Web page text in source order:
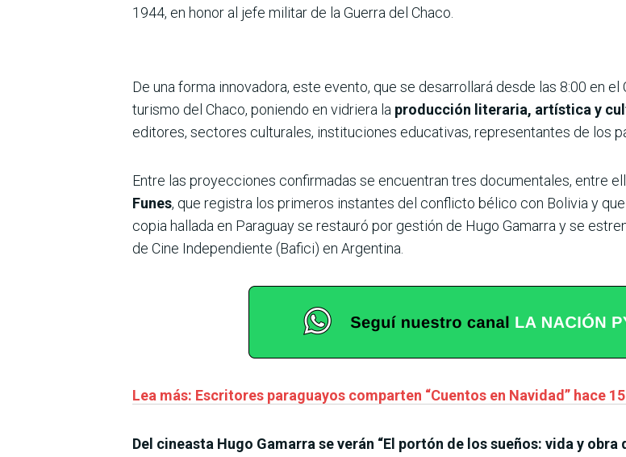
1944, en honor al jefe militar de la Guerra del Chaco.
De una forma innovadora, este evento, que se desarrollará desde las 8:00 en
turismo del Chaco, poniendo en vidriera la producción literaria, artística y
editores, sectores culturales, instituciones educativas, representantes de los
Entre las proyecciones confirmadas se encuentran tres documentales, entre
Funes, que registra los primeros instantes del conflicto bélico con Bolivia y
copia hallada en Paraguay se restauró por gestión de Hugo Gamarra y se
de Cine Independiente (Bafici) en Argentina.
Lea más: Escritores paraguayos comparten “Cuentos en Navidad” hace
Del cineasta Hugo Gamarra se verán “El portón de los sueños: vida y obra